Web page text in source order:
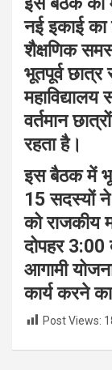
नई इकाई
शैक्षणिक
भूतपूर्व
वर्तमान
रहता है।
इस बैठक में
15 सदस्यों
को राजकीय
दोपहर
आगामी
कार्य करने
Post Views: